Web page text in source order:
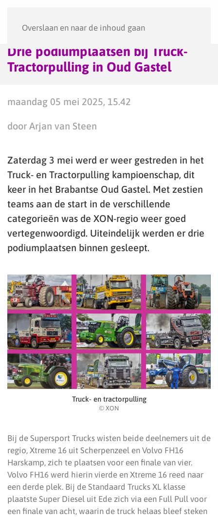
Overslaan en naar de inhoud gaan
Drie podiumplaatsen bij Truck-
Tractorpulling in Oud Gastel
maandag 05 mei 2025, 15.42
door Arjan van Steen
Zaterdag 3 mei werd er weer gestreden in het
Truck- en Tractorpulling kampioenschap, dit
keer in het Brabantse Oud Gastel. Met zestien
teams aan de start in de verschillende
categorieën was de XON-regio weer goed
vertegenwoordigd. Uiteindelijk werden er drie
podiumplaatsen binnen gesleept.
Truck- en tractorpulling
© XON
Bij de Supersport Trucks wisten beide deelnemers uit de
regio, Xtreme 16 uit Scherpenzeel en Volvo FH16
Harskamp, zich te plaatsen voor een finale van vier.
Volvo FH16 werd hierin vierde en Xtreme 16 reed naar
een derde plek. Bij de Standaard Trucks XL klasse
plaatste Super Diesel uit Ede zich via een Full Pull voor
een finale van acht, waarin de truck helaas bleef steken